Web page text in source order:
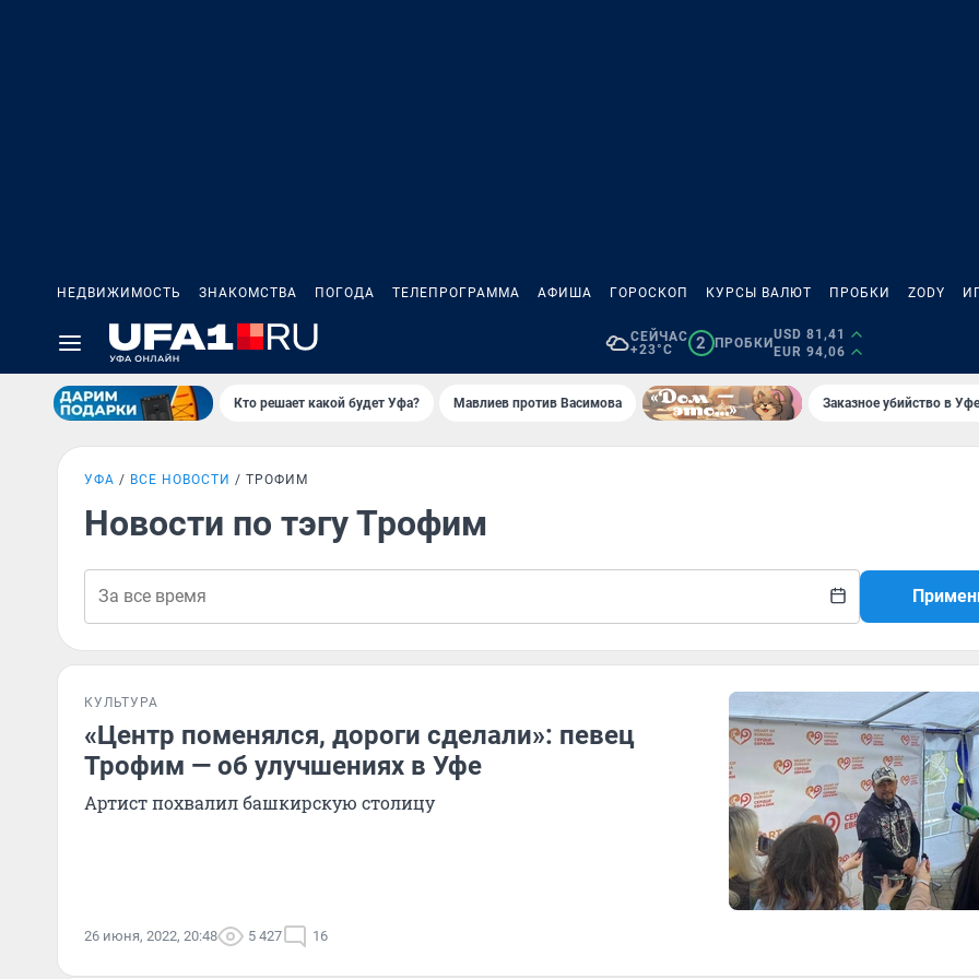
НЕДВИЖИМОСТЬ ЗНАКОМСТВА ПОГОДА ТЕЛЕПРОГРАММА АФИША ГОРОСКОП КУРСЫ ВАЛЮТ ПРОБКИ ZODY
СЕЙЧАС
+23°C
2 ПРОБКИ
USD 81,41
EUR 94,06
Кто решает какой будет Уфа? Мавлиев против Васимова Заказное убийство в
УФА ВСЕ НОВОСТИ ТРОФИМ
Новости по тэгу Трофим
КУЛЬТУРА
«Центр поменялся, дороги сделали»: певец
Трофим — об улучшениях в Уфе
Артист похвалил башкирскую столицу
26 июня, 2022, 20:48 5 427 16